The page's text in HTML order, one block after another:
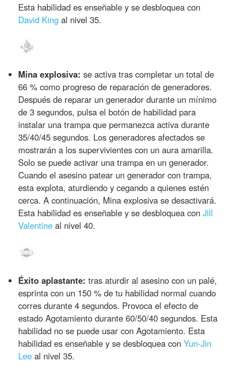
Esta habilidad es enseñable y se desbloquea con
David King al nivel 35.
Mina explosiva: se activa tras completar un total de
66 % como progreso de reparación de generadores.
Después de reparar un generador durante un mínimo
de 3 segundos, pulsa el botón de habilidad para
instalar una trampa que permanezca activa durante
35/40/45 segundos. Los generadores afectados se
mostrarán a los supervivientes con un aura amarilla.
Solo se puede activar una trampa en un generador.
Cuando el asesino patear un generador con trampa,
esta explota, aturdiendo y cegando a quienes estén
cerca. A continuación, Mina explosiva se desactivará.
Esta habilidad es enseñable y se desbloquea conJill
Valentine al nivel 40.
Éxito aplastante: tras aturdir al asesino con un palé,
esprinta con un 150 % de tu habilidad normal cuando
corres durante 4 segundos. Provoca el efecto de
estado Agotamiento durante 60/50/40 segundos. Esta
habilidad no se puede usar con Agotamiento. Esta
habilidad es enseñable y se desbloquea conYun-Jin
Lee al nivel 35.